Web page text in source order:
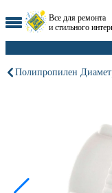
Все для ремонта
и стильного
Полипропилен